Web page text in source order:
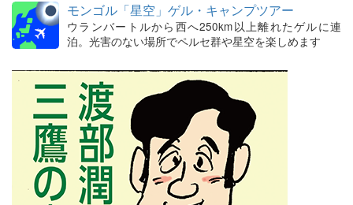
モンゴル「星空」ゲル・キャンプツアー
ウランバートルから西へ250km以上離れたゲルに連
泊。光害のない場所でペルセ群や星空を楽しめます